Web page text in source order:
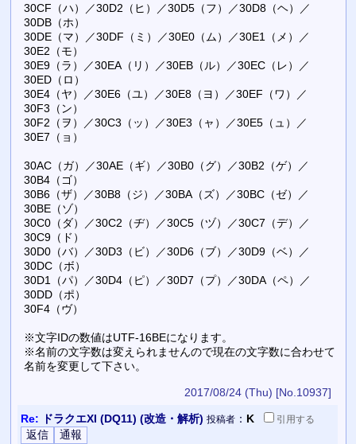
30CF（ハ）／30D2（ヒ）／30D5（フ）／30D8（ヘ）／
30DB（ホ）
30DE（マ）／30DF（ミ）／30E0（ム）／30E1（メ）／
30E2（モ）
30E9（ラ）／30EA（リ）／30EB（ル）／30EC（レ）／
30ED（ロ）
30E4（ヤ）／30E6（ユ）／30E8（ヨ）／30EF（ワ）／
30F3（ン）
30F2（ヲ）／30C3（ッ）／30E3（ャ）／30E5（ュ）／
30E7（ョ）
30AC（ガ）／30AE（ギ）／30B0（グ）／30B2（ゲ）／
30B4（ゴ）
30B6（ザ）／30B8（ジ）／30BA（ズ）／30BC（ゼ）／
30BE（ゾ）
30C0（ダ）／30C2（ヂ）／30C5（ヅ）／30C7（デ）／
30C9（ド）
30D0（バ）／30D3（ビ）／30D6（ブ）／30D9（ベ）／
30DC（ボ）
30D1（パ）／30D4（ピ）／30D7（プ）／30DA（ペ）／
30DD（ポ）
30F4（ヴ）
※文字IDの数値はUTF-16BEになります。
※名前の文字数は変えられませんので現在の文字数に合わせて
名前を変更して下さい。
2017/08/24 (Thu) [No.10937]
Re: ドラクエXI (DQ11) (改造・解析) 投稿者： K 引用する